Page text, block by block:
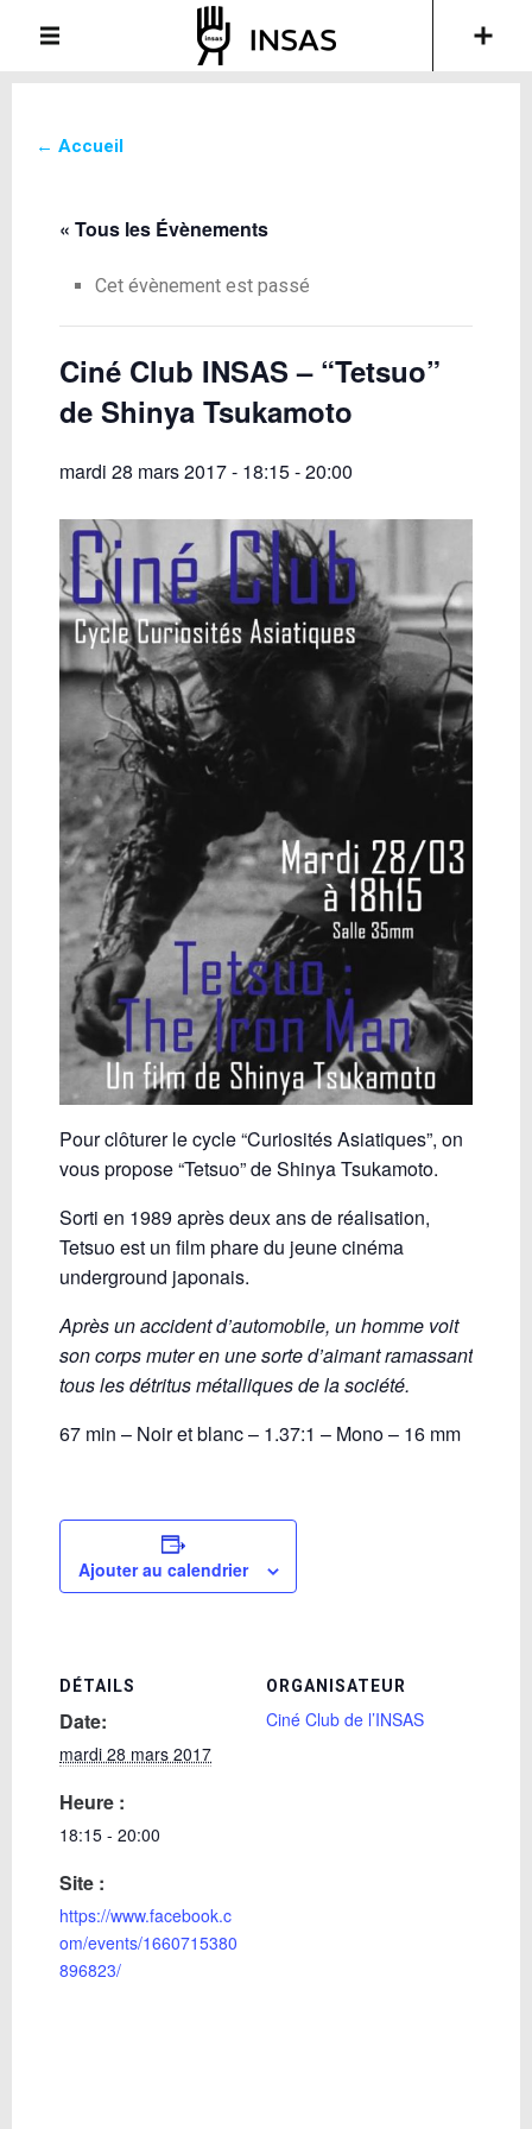
← Accueil
« Tous les Évènements
Cet évènement est passé
Ciné Club INSAS – “Tetsuo”
de Shinya Tsukamoto
mardi 28 mars 2017 - 18:15-20:00
Pour clôturer le cycle “Curiosités Asiatiques”, on
vous propose “Tetsuo” de Shinya Tsukamoto.
Sorti en 1989 après deux ans de réalisation,
Tetsuo est un film phare du jeune cinéma
underground japonais.
Après un accident d’automobile, un homme voit
son corps muter en une sorte d’aimant ramassant
tous les détritus métalliques de la société.
67 min – Noir et blanc – 1.37:1 – Mono – 16 mm
Ajouter au calendrier
DÉTAILS
Date:
mardi 28 mars 2017
Heure :
18:15 - 20:00
Site :
https://www.facebook.c
om/events/1660715380
896823/
ORGANISATEUR
Ciné Club de l’INSAS